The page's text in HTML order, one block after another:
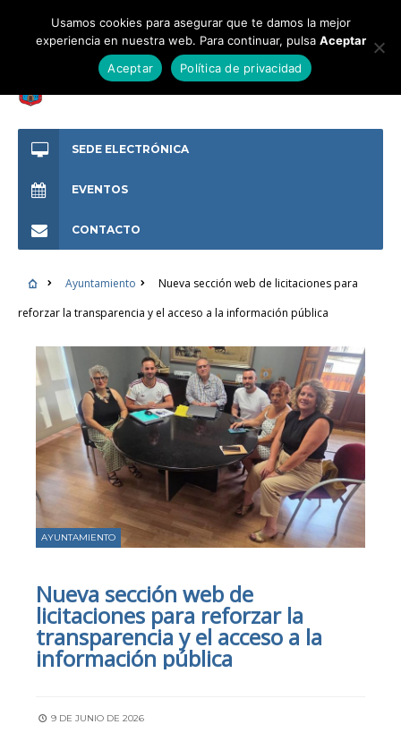
SEDE ELECTRÓNICA
EVENTOS
CONTACTO
Ayuntamiento
Nueva sección web de licitaciones para
reforzar la transparencia y el acceso a la información pública
AYUNTAMIENTO
Nueva sección web de
licitaciones para reforzar la
transparencia y el acceso a la
información pública
9 DE JUNIO DE 2026
Usamos cookies para asegurar que te damos la mejor
experiencia en nuestra web. Para continuar, pulsa Aceptar
Aceptar
Política de privacidad